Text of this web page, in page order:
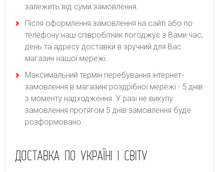
залежить від суми замовлення.
Після оформлення замовлення на сайті або по
телефону наш співробітник погоджує з Вами час,
день та адресу доставки в зручний для Вас
магазин нашої мережі.
Максимальний термін перебування інтернет-
замовлення в магазині роздрібної мережі - 5 днів
з моменту надходження. У разі не викупу
замовлення протягом 5 днів замовлення буде
розформовано.
ДОСТАВКА ПО УКРАЇНІ І СВІТУ